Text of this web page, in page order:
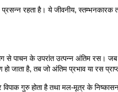
रहता है। ये जीवनीय, स्तम्भनकारक
से पाचन के उपरांत उत्पन्न अंतिम रस। जब
है, तब जो अंतिम प्रभाव या रस
गुरु होता है तथा मल-मूत्र के